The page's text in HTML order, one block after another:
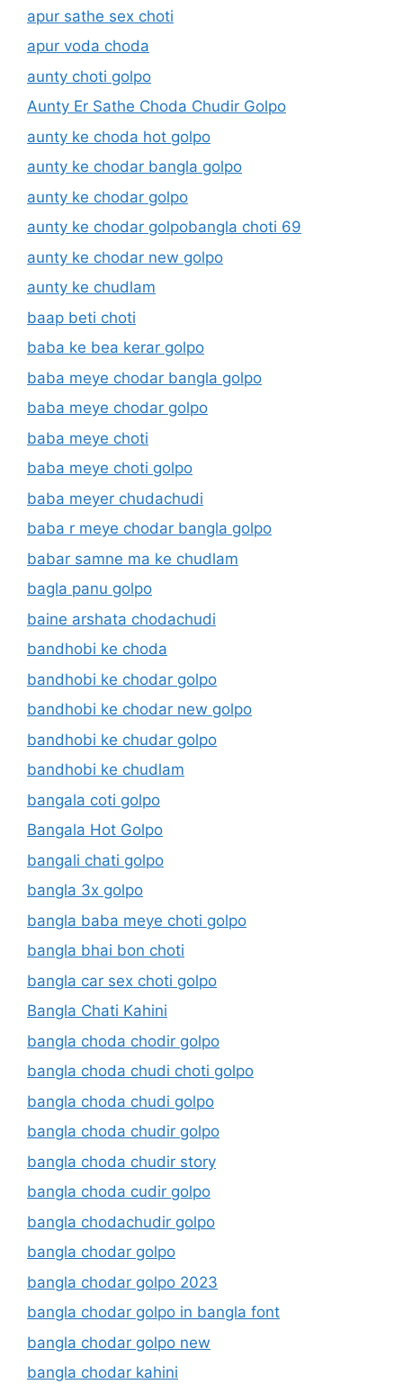
apur sathe sex choti
apur voda choda
aunty choti golpo
Aunty Er Sathe Choda Chudir Golpo
aunty ke choda hot golpo
aunty ke chodar bangla golpo
aunty ke chodar golpo
aunty ke chodar golpobangla choti 69
aunty ke chodar new golpo
aunty ke chudlam
baap beti choti
baba ke bea kerar golpo
baba meye chodar bangla golpo
baba meye chodar golpo
baba meye choti
baba meye choti golpo
baba meyer chudachudi
baba r meye chodar bangla golpo
babar samne ma ke chudlam
bagla panu golpo
baine arshata chodachudi
bandhobi ke choda
bandhobi ke chodar golpo
bandhobi ke chodar new golpo
bandhobi ke chudar golpo
bandhobi ke chudlam
bangala coti golpo
Bangala Hot Golpo
bangali chati golpo
bangla 3x golpo
bangla baba meye choti golpo
bangla bhai bon choti
bangla car sex choti golpo
Bangla Chati Kahini
bangla choda chodir golpo
bangla choda chudi choti golpo
bangla choda chudi golpo
bangla choda chudir golpo
bangla choda chudir story
bangla choda cudir golpo
bangla chodachudir golpo
bangla chodar golpo
bangla chodar golpo 2023
bangla chodar golpo in bangla font
bangla chodar golpo new
bangla chodar kahini